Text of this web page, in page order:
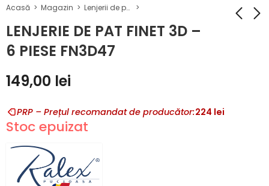
Acasă Magazin Lenjerii de pat Finet 3D
LENJERIE DE PAT FINET 3D –
6 PIESE FN3D47
149,00 lei
PRP – Prețul recomandat de producător:224 lei
Stoc epuizat